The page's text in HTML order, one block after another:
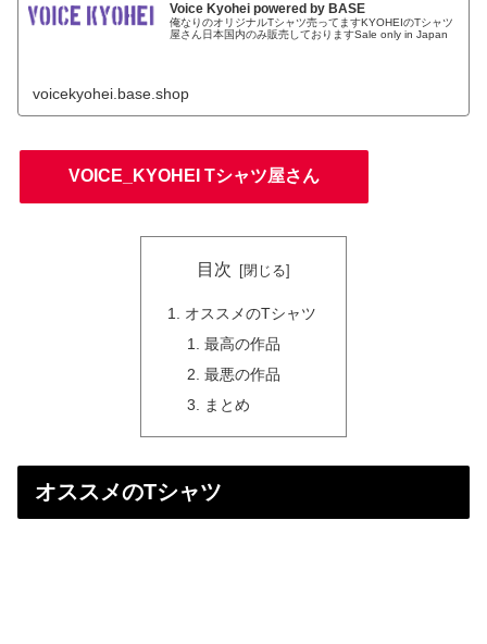
Voice Kyohei powered by BASE
俺なりのオリジナルTシャツ売ってますKYOHEIのTシャツ
屋さん日本国内のみ販売しておりますSale only in Japan
voicekyohei.base.shop
VOICE_KYOHEI Tシャツ屋さん
目次
オススメのTシャツ
最高の作品
最悪の作品
まとめ
オススメのTシャツ